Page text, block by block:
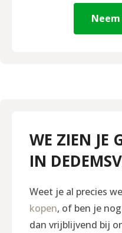
WE ZIEN JE
IN
Weet je al precies
kopen, of ben je
dan vrijblijvend bij